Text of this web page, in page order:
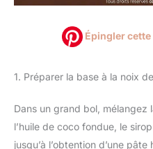
Épingler
1. Préparer la base à la noix
Dans un grand bol, mélangez
l’huile de coco fondue, le
jusqu’à l’obtention d’une pâte